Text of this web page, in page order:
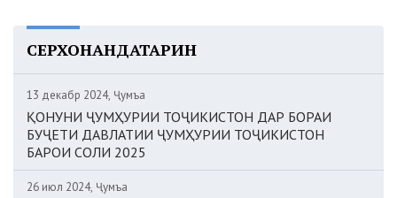
СЕРХОНАНДАТАРИН
13 декабр 2024, Ҷумъа
ҚОНУНИ ҶУМҲУРИИ ТОҶИКИСТОН ДАР БОРАИ
БУҶЕТИ ДАВЛАТИИ ҶУМҲУРИИ ТОҶИКИСТОН
БАРОИ СОЛИ 2025
26 июл 2024, Ҷумъа